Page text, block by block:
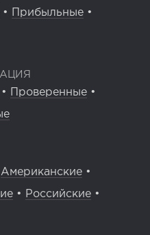
• Прибыльные •
• Проверенные •
Американские •
• Российские •